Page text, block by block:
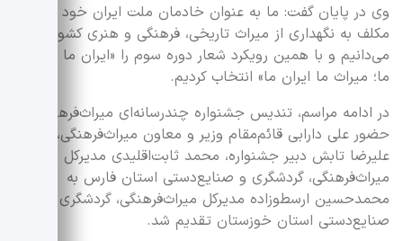
وی در پایان گفت: ما به عنوان خادمان ملت ایران خود را
مکلف به نگهداری از میراث تاریخی، فرهنگی و هنری کشور
می‌دانیم و با همین رویکرد شعار دوره سوم‌ را «ایران ما میراث
ما؛ میراث ما ایران ما» انتخاب کردیم.
در ادامه مراسم، تندیس جشنواره چندرسانه‌ای میراث‌فرهنگی با
حضور علی دارابی قائم‌مقام وزیر و معاون میراث‌فرهنگی،
علیرضا تابش دبیر جشنواره، محمد ثابت‌اقلیدی مدیرکل
میراث‌فرهنگی، گردشگری و صنایع‌دستی استان فارس به
محمدحسین ارسطوزاده مدیر‌کل میراث‌فرهنگی، گردشگری و
صنایع‌دستی استان خوزستان تقدیم شد.